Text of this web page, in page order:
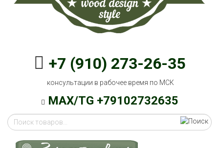
+7 (910) 273-26-35
консультации в рабочее время по МСК
MAX/TG +79102732635